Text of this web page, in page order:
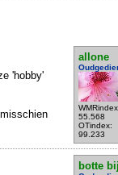
allone
55.568
OTindex:
99.233
'hobby'
botte